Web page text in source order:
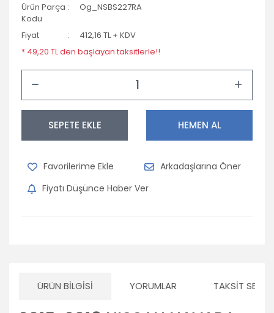
Ürün Parça
Kodu
Og_NSBS227RA
Fiyat
412,16 TL + KDV
* 49,20 TL den başlayan taksitlerle!!
SEPETE EKLE HEMEN AL
Arkadaşlarına Öner
Fiyatı Düşünce Haber Ver
ÜRÜN BILGISI YORUMLAR TAKSIT